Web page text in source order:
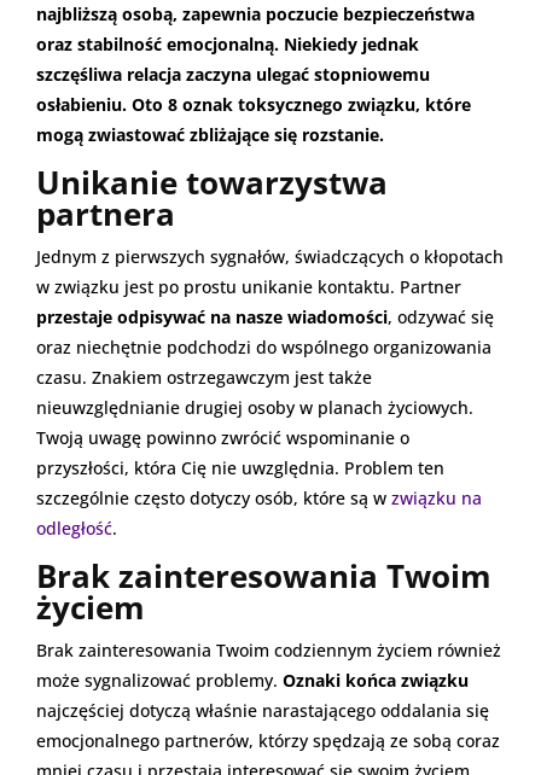
najbliższą osobą, zapewnia poczucie bezpieczeństwa
oraz stabilność emocjonalną. Niekiedy jednak
szczęśliwa relacja zaczyna ulegać stopniowemu
osłabieniu. Oto 8 oznak toksycznego związku, które
mogą zwiastować zbliżające się rozstanie.
Unikanie towarzystwa
partnera
Jednym z pierwszych sygnałów, świadczących o kłopotach
w związku jest po prostu unikanie kontaktu. Partner
przestaje odpisywać na nasze wiadomości, odzywać się
oraz niechętnie podchodzi do wspólnego organizowania
czasu. Znakiem ostrzegawczym jest także
nieuwzględnianie drugiej osoby w planach życiowych.
Twoją uwagę powinno zwrócić wspominanie o
przyszłości, która Cię nie uwzględnia. Problem ten
szczególnie często dotyczy osób, które są w związku na
odległość.
Brak zainteresowania Twoim
życiem
Brak zainteresowania Twoim codziennym życiem również
może sygnalizować problemy. Oznaki końca związku
najczęściej dotyczą właśnie narastającego oddalania się
emocjonalnego partnerów, którzy spędzają ze sobą coraz